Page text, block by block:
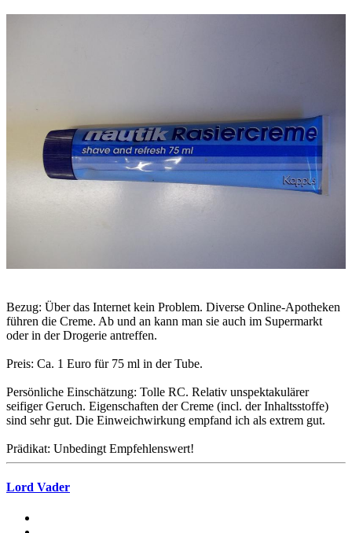
Bezug: Über das Internet kein Problem. Diverse Online-Apotheken
führen die Creme. Ab und an kann man sie auch im Supermarkt
oder in der Drogerie antreffen.
Preis: Ca. 1 Euro für 75 ml in der Tube.
Persönliche Einschätzung: Tolle RC. Relativ unspektakulärer
seifiger Geruch. Eigenschaften der Creme (incl. der Inhaltsstoffe)
sind sehr gut. Die Einweichwirkung empfand ich als extrem gut.
Prädikat: Unbedingt Empfehlenswert!
Lord Vader